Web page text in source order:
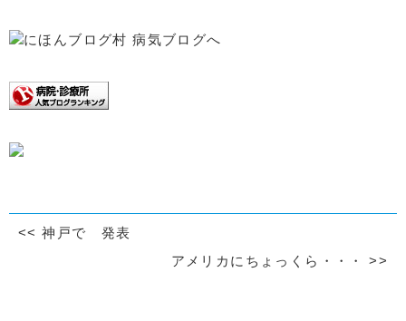
<< 神戸で 発表
アメリカにちょっくら・・・>>